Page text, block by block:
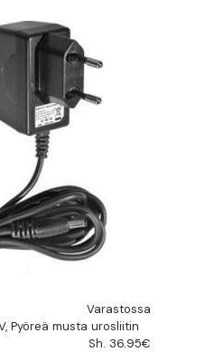
Varastossa
Pyöreä musta urosliitin
Sh. 36.95€